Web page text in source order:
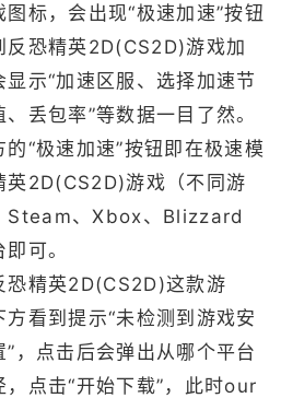
标，会出现“极速加速”按钮
反恐精英2D(CS2D)游戏加
示“加速区服、选择加速节
丢包率”等数据一目了然。
“极速加速”按钮即在极速模
英2D(CS2D)游戏（不同游
Steam、Xbox、Blizzard
可。
恐精英2D(CS2D)这款游
看到提示“未检测到游戏安
，点击后会弹出从哪个平台
点击“开始下载”，此时our